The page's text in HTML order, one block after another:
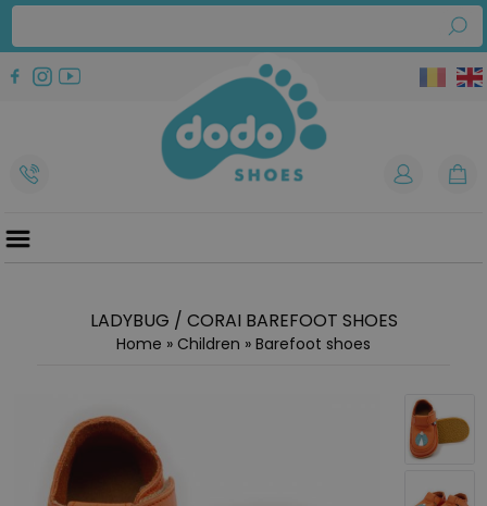
LADYBUG / CORAI BAREFOOT SHOES
Home » Children » Barefoot shoes